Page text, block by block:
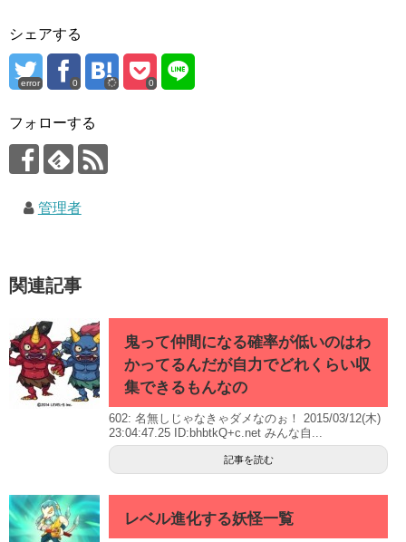
シェアする
error 0 0
フォローする
管理者
関連記事
鬼って仲間になる確率が低いのはわ
かってるんだが自力でどれくらい収
集できるもんなの
602: 名無しじゃなきゃダメなのぉ！ 2015/03/12(木)
23:04:47.25 ID:bhbtkQ+c.net みんな自...
記事を読む
レベル進化する妖怪一覧